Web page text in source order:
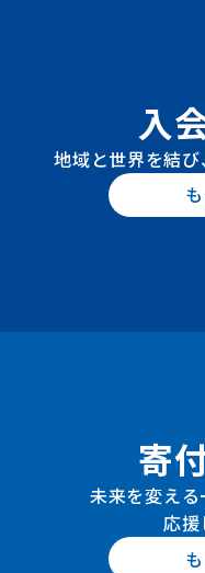
入
地域と世界を結び
寄
未来を変え
応援